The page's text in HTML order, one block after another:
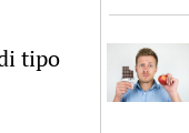
tipo